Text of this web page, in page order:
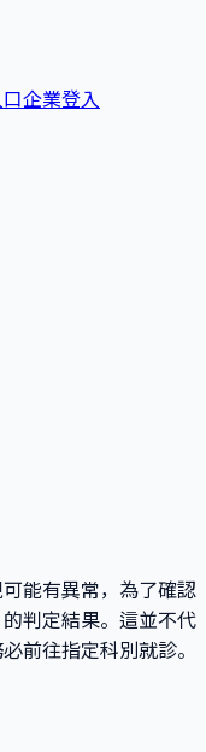
企業登入
能有異常，為了確認
判定結果。這並不代
前往指定科別就診。